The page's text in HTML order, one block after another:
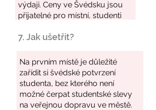
7. Jak ušetřit?